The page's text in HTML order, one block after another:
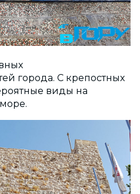
города. С крепостных
виды на